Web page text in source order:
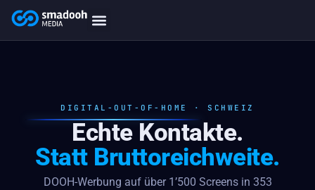
content
DIGITAL-OUT-OF-HOME · SCHWEIZ
Echte Kontakte.
Statt Bruttoreichweite.
DOOH-Werbung auf über 1’500 Screens in 353